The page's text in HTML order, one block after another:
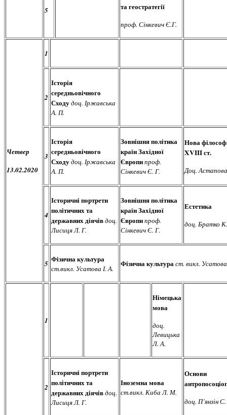
5
та геостратегії
проф. Сінкевич Є.Г.
Четвер
13.02.2020
1
2
Історія
середньовічного
Сходудоц. Іржавська
А. П.
3
Історія
середньовічного
Сходудоц. Іржавська
А. П.
Зовнішня політика
країн Західної
Європипроф.
Сінкевич Є. Г.
Нова
XVIIIст.
Доц.
4
Історичні портрети
політичних та
державних діячівдоц.
Лисиця Л. Г.
Зовнішня політика
країн Західної
Європипроф.
Сінкевич Є. Г.
Естетика
доц. Братко
5 Фізична культура
ст.викл. Усатова І. А. Фізична культураст. викл.
1
Німецька
мова
доц.
Левицька
Л. А.
2
Історичні портрети
політичних та
державних діячівдоц.
Лисиця Л. Г.
Іноземна мова
ст.викл. Киба Л. М.
Основи
доц. П’янзін